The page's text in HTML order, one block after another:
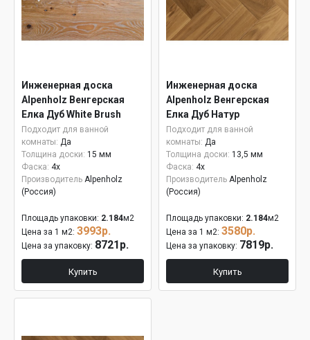
Инженерная доска
Alpenholz Венгерская
Елка Дуб White Brush
15мм
Подходит для ванной
комнаты: Да
Толщина доски: 15 мм
Фаска: 4x
Производитель Alpenholz
(Россия)
Площадь упаковки: 2.184м2
Цена за 1 м2: 3993р.
Цена за упаковку: 8721р.
Купить
Инженерная доска
Alpenholz Венгерская
Елка Дуб Натур
Подходит для ванной
комнаты: Да
Толщина доски: 13,5 мм
Фаска: 4x
Производитель Alpenholz
(Россия)
Площадь упаковки: 2.184м2
Цена за 1 м2: 3580р.
Цена за упаковку: 7819р.
Купить